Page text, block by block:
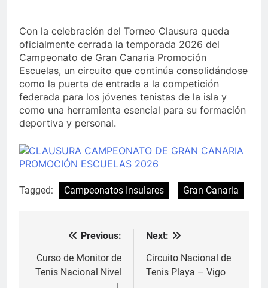
Con la celebración del Torneo Clausura queda
oficialmente cerrada la temporada 2026 del
Campeonato de Gran Canaria Promoción
Escuelas, un circuito que continúa consolidándose
como la puerta de entrada a la competición
federada para los jóvenes tenistas de la isla y
como una herramienta esencial para su formación
deportiva y personal.
Tagged: Campeonatos Insulares Gran Canaria
Navegación
de
Previous:
Curso de Monitor de
Tenis Nacional Nivel
Next:
Circuito Nacional de
Tenis Playa – Vigo